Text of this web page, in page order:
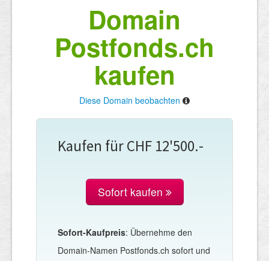
Domain
Postfonds.ch
kaufen
Diese Domain beobachten
Kaufen für CHF 12'500.-
Sofort kaufen
Sofort-Kaufpreis: Übernehme den
Domain-Namen Postfonds.ch sofort und